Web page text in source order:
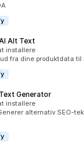
Alt Text
installere
fra dine produktdata til
Generator
installere
alternativ SEO-